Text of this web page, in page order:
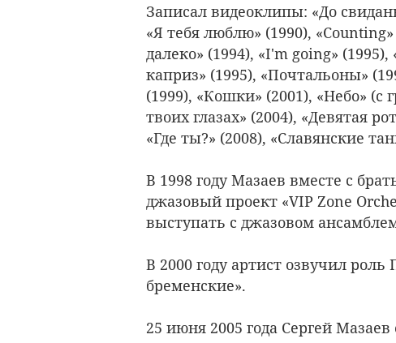
Записал видеоклипы: «До
«Я тебя люблю» (1990),
далеко» (1994), «I'm going»
каприз» (1995), «Почтальоны»
(1999), «Кошки» (2001), «Небо» (с
твоих глазах» (2004), «Девятая
«Где ты?» (2008), «Славянские
В 1998 году Мазаев вместе с
джазовый проект «VIP Zone
выступать с джазовом
В 2000 году артист озвучил
бременские».
25 июня 2005 года Сергей